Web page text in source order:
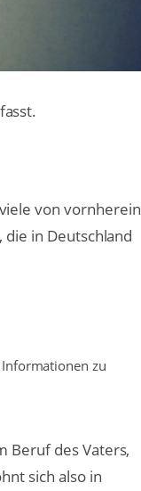
von vornherein
in Deutschland
zu
Beruf des Vaters,
sich also in